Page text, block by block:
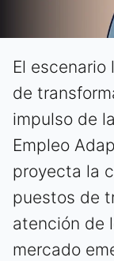
El
de
impulso de
Empleo
proyecta la
puestos de
atención de
mercado